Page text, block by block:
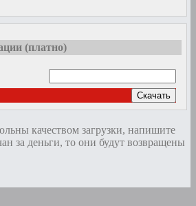
(платно)
Скачать
качеством загрузки, напишите
за деньги, то они будут возвращены